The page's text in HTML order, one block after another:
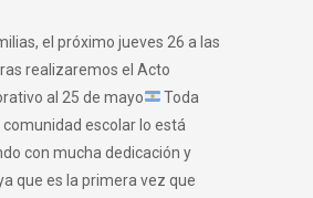
el próximo jueves 26 a las
realizaremos el Acto
al 25 de mayo
Toda
escolar lo está
con mucha dedicación y
que es la primera vez que